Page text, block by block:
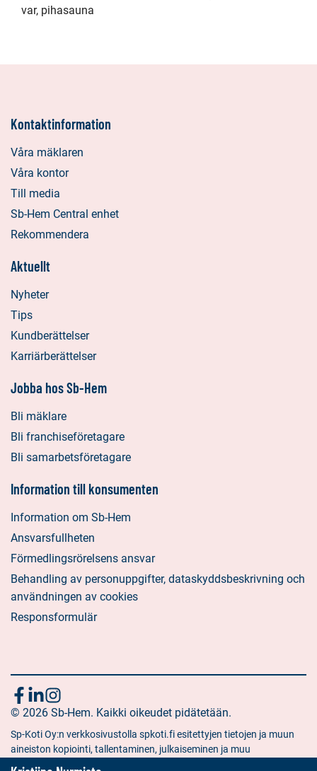
var, pihasauna
Kontaktinformation
Våra mäklaren
Våra kontor
Till media
Sb-Hem Central enhet
Rekommendera
Aktuellt
Nyheter
Tips
Kundberättelser
Karriärberättelser
Jobba hos Sb-Hem
Bli mäklare
Bli franchiseföretagare
Bli samarbetsföretagare
Information till konsumenten
Information om Sb-Hem
Ansvarsfullheten
Förmedlingsrörelsens ansvar
Behandling av personuppgifter, dataskyddsbeskrivning och
användningen av cookies
Responsformulär
Följ
oss
Sociala
media:
facebook
Sociala
media:
linkedin
Sociala
media:
instagram
© 2026 Sb-Hem. Kaikki oikeudet pidätetään.
Sp-Koti Oy:n verkkosivustolla spkoti.fi esitettyjen tietojen ja muun
aineiston kopiointi, tallentaminen, julkaiseminen ja muu